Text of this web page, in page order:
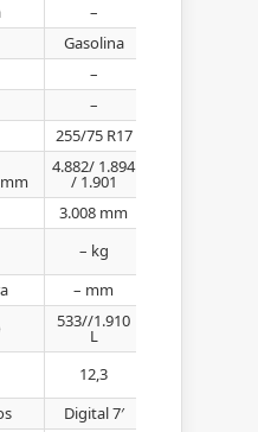
–
Gasolina
–
–
255/75 R17
4.882/ 1.894
/ 1.901
3.008 mm
– kg
– mm
533//1.910
L
12,3
Digital 7′